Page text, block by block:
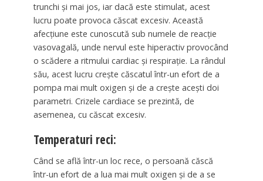
trunchi și mai jos, iar dacă este stimulat, acest
lucru poate provoca căscat excesiv. Această
afecțiune este cunoscută sub numele de reacție
vasovagală, unde nervul este hiperactiv provocând
o scădere a ritmului cardiac și respirație. La rândul
său, acest lucru crește căscatul într-un efort de a
pompa mai mult oxigen și de a crește acești doi
parametri. Crizele cardiace se prezintă, de
asemenea, cu căscat excesiv.
Temperaturi reci:
Când se află într-un loc rece, o persoană căscă
într-un efort de a lua mai mult oxigen și de a se